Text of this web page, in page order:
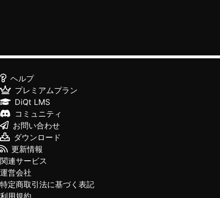
ヘルプ
プレミアムプラン
DiQt LMS
コミュニティ
お問い合わせ
ダウンロード
更新情報
関連サービス
運営会社
特定商取引法に基づく表記
利用規約